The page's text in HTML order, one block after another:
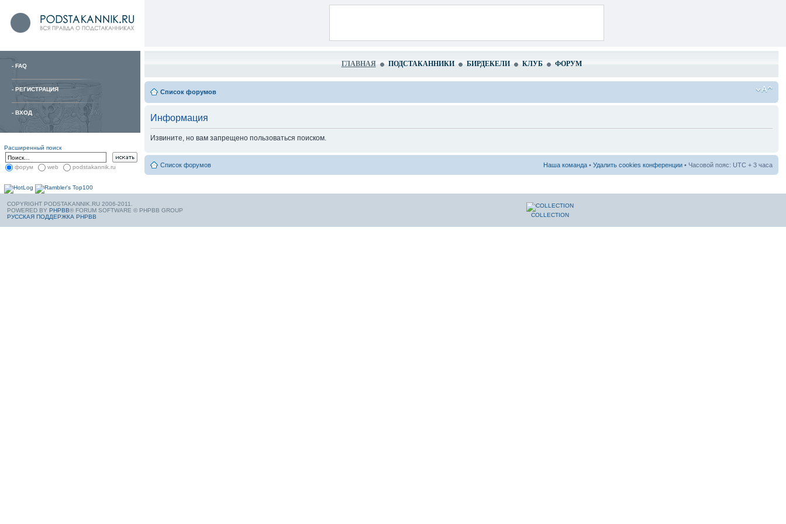
- FAQ
- РЕГИСТРАЦИЯ
- ВХОД
Расширенный поиск
форум web podstakannik.ru
ГЛАВНАЯ ПОДСТАКАННИКИ БИРДЕКЕЛИ КЛУБ ФОРУМ
Список форумов
Информация
Извините, но вам запрещено пользоваться поиском.
Список форумов Наша команда • Удалить cookies конференции • Часовой пояс: UTC + 3 часа
COPYRIGHT PODSTAKANNIK.RU 2006-2011.
POWERED BY PHPBB® FORUM SOFTWARE © PHPBB GROUP
РУССКАЯ ПОДДЕРЖКА PHPBB
COLLECTION